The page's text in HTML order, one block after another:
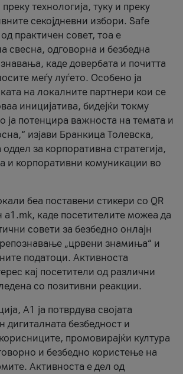
технологија, туку и преку
секојдневни избори. Safe
практичен совет, тоа е
свесна, одговорна и безбедна
каде довербата и почитта
меѓу луѓето. Особено ја
на локалните партнери кои се
иницијатива, бидејќи токму
ја потенцира важноста на темата и
изјави Бранкица Толевска,
за корпоративна стратегија,
и корпоративни комуникации во
беа поставени стикери со QR
a1.mk, каде посетителите можеа да
совети за безбедно онлајн
„црвени знамиња“ и
податоци. Активноста
кај посетители од различни
со позитивни реакции.
А1 ја потврдува својата
дигиталната безбедност и
промовирајќи култура
и безбедно користење на
Активноста е дел од